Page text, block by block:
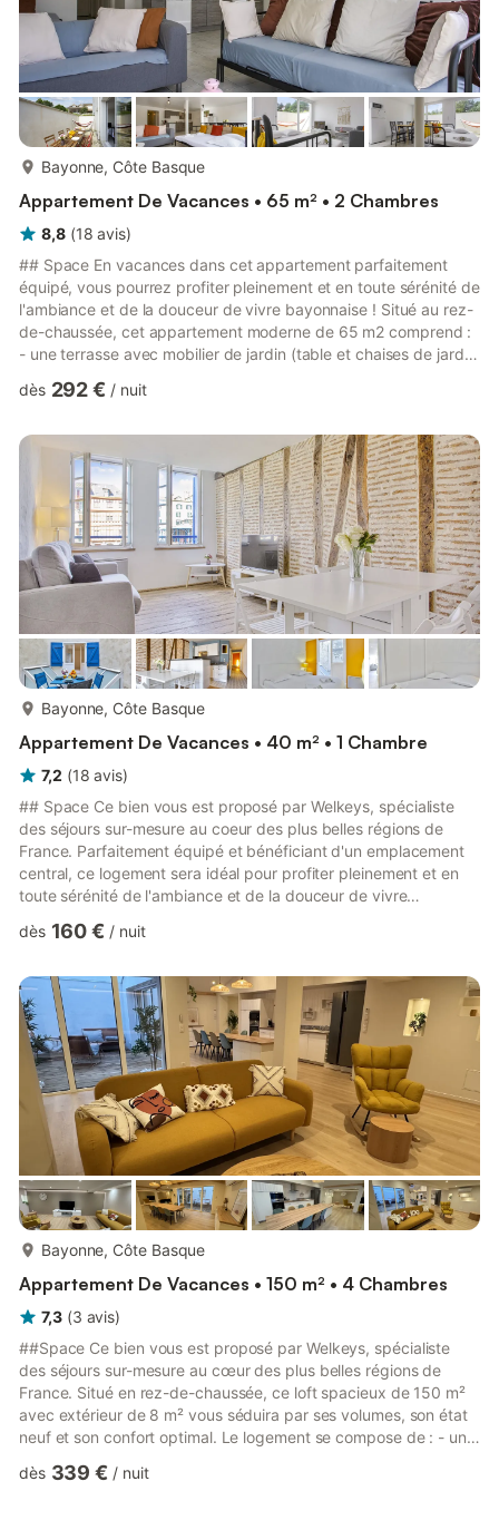
Bayonne, Côte Basque
Appartement De Vacances • 65 m² • 2 Chambres
8,8 (18 avis)
## Space En vacances dans cet appartement parfaitement
équipé, vous pourrez profiter pleinement et en toute sérénité de
l'ambiance et de la douceur de vivre bayonnaise ! Situé au rez-
de-chaussée, cet appartement moderne de 65 m2 comprend :
- une terrasse avec mobilier de jardin (table et chaises de jardin
d'appoint pour deux personnes et un lit simple, -deux chambres
parfaitement équipée (bouilloire, machine à café, grille-pain,
four, micro-ondes, plaques de cuisson, l...
dès 292 € / nuit
Bayonne, Côte Basque
Appartement De Vacances • 40 m² • 1 Chambre
7,2 (18 avis)
## Space Ce bien vous est proposé par Welkeys, spécialiste
des séjours sur-mesure au coeur des plus belles régions de
France. Parfaitement équipé et bénéficiant d'un emplacement
central, ce logement sera idéal pour profiter pleinement et en
toute sérénité de l'ambiance et de la douceur de vivre
appartement offrant une vue dégagée sur la Nive comprend : -
canapé-lit, - une chambre avec lit queen-size, - une cuisine
ouverte parfaitement équipée (machine à café, grille-pain,
bouilloire, ...
dès 160 € / nuit
Bayonne, Côte Basque
Appartement De Vacances • 150 m² • 4 Chambres
7,3 (3 avis)
##Space Ce bien vous est proposé par Welkeys, spécialiste
des séjours sur-mesure au cœur des plus belles régions de
France. Situé en rez-de-chaussée, ce loft spacieux de 150 m²
avec extérieur de 8 m² vous séduira par ses volumes, son état
neuf et son confort optimal. Le logement se compose de : - un
entièrement équipée (machine à café, grille-pain, mixeur, four,
dès 339 € / nuit